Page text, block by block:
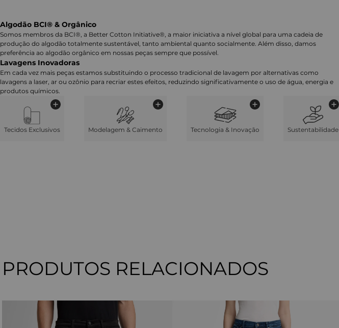
Algodão BCI® & Orgânico
Somos membros da BCI®, a Better Cotton Initiative®, a maior iniciativa a nível global para uma cadeia de
produção do algodão totalmente sustentável, tanto ambiental quanto socialmente. Além disso, damos
preferência ao algodão orgânico em nossas peças sempre que possível.
Lavagens Inovadoras
Em cada vez mais peças estamos substituindo o processo tradicional de lavagem por alternativas como
lavagens a laser, ar ou ozônio para recriar estes efeitos, reduzindo significativamente o uso de água, energia e
produtos químicos.
Tecidos Exclusivos Modelagem & Caimento Tecnologia & Inovação Sustentabilidade
PRODUTOS RELACIONADOS